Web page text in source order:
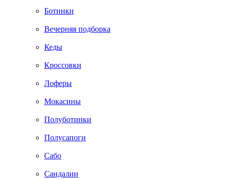
Ботинки
Вечерняя подборка
Кеды
Кроссовки
Лоферы
Мокасины
Полуботинки
Полусапоги
Сабо
Сандалии